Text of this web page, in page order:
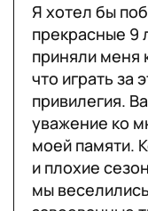
Я хотел бы
прекрасные 9
приняли меня
что играть за
привилегия.
уважение ко
моей памяти.
и плохие
мы